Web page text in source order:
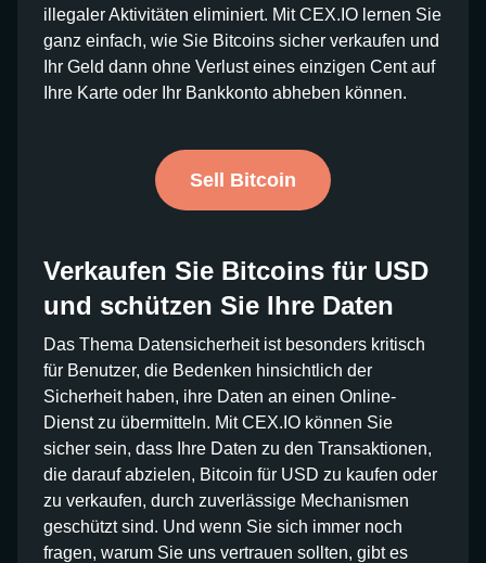
illegaler Aktivitäten eliminiert. Mit CEX.IO lernen Sie
ganz einfach, wie Sie Bitcoins sicher verkaufen und
Ihr Geld dann ohne Verlust eines einzigen Cent auf
Ihre Karte oder Ihr Bankkonto abheben können.
Sell Bitcoin
Verkaufen Sie Bitcoins für USD
und schützen Sie Ihre Daten
Das Thema Datensicherheit ist besonders kritisch
für Benutzer, die Bedenken hinsichtlich der
Sicherheit haben, ihre Daten an einen Online-
Dienst zu übermitteln. Mit CEX.IO können Sie
sicher sein, dass Ihre Daten zu den Transaktionen,
die darauf abzielen, Bitcoin für USD zu kaufen oder
zu verkaufen, durch zuverlässige Mechanismen
geschützt sind. Und wenn Sie sich immer noch
fragen, warum Sie uns vertrauen sollten, gibt es